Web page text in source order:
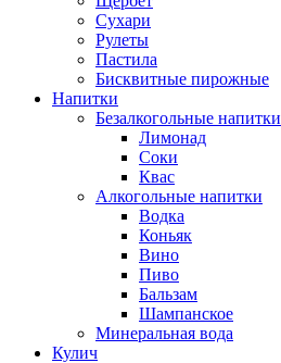
Сухари
Рулеты
Пастила
Бисквитные пирожные
Напитки
Безалкогольные напитки
Лимонад
Соки
Квас
Алкогольные напитки
Водка
Коньяк
Вино
Пиво
Бальзам
Шампанское
Минеральная вода
Кулич